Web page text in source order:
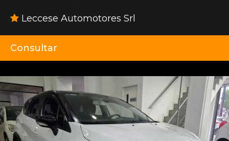
Leccese Automotores Srl
Consultar